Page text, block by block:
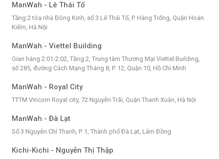
ManWah - Lê Thái Tổ
Tầng 2 tòa nhà Đông Kinh, số 3 Lê Thái Tổ, P. Hàng Trống, Quận Hoàn
Kiếm, Hà Nội
ManWah - Viettel Building
Gian hàng 2.01-2.02, Tầng 2, Trung tâm Thương Mại Viettel Building,
số 285, đường Cách Mạng Tháng 8, P. 12, Quận 10, Hồ Chí Minh
ManWah - Royal City
TTTM Vincom Royal city, 72 Nguyễn Trãi, Quận Thanh Xuân, Hà Nội
ManWah - Đà Lạt
Số 3 Nguyễn Chí Thanh, P. 1, Thành phố Đà Lạt, Lâm Đồng
Kichi-Kichi - Nguyễn Thị Thập